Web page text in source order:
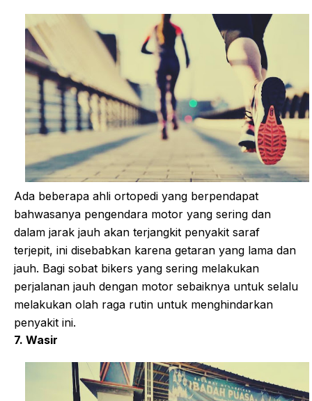
Ada beberapa ahli ortopedi yang berpendapat
bahwasanya pengendara motor yang sering dan
dalam jarak jauh akan terjangkit penyakit saraf
terjepit, ini disebabkan karena getaran yang lama dan
jauh. Bagi sobat bikers yang sering melakukan
perjalanan jauh dengan motor sebaiknya untuk selalu
melakukan olah raga rutin untuk menghindarkan
penyakit ini.
7. Wasir